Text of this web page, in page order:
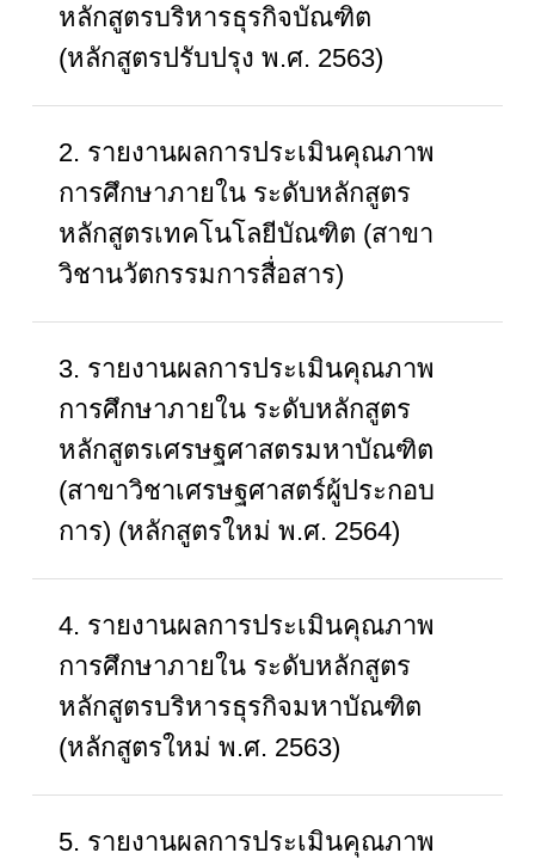
หลักสูตรบริหารธุรกิจบัณฑิต
(หลักสูตรปรับปรุง พ.ศ. 2563)
2. รายงานผลการประเมินคุณภาพ
การศึกษาภายใน ระดับหลักสูตร
หลักสูตรเทคโนโลยีบัณฑิต (สาขา
วิชานวัตกรรมการสื่อสาร)
3. รายงานผลการประเมินคุณภาพ
การศึกษาภายใน ระดับหลักสูตร
หลักสูตรเศรษฐศาสตรมหาบัณฑิต
(สาขาวิชาเศรษฐศาสตร์ผู้ประกอบ
การ) (หลักสูตรใหม่ พ.ศ. 2564)
4. รายงานผลการประเมินคุณภาพ
การศึกษาภายใน ระดับหลักสูตร
หลักสูตรบริหารธุรกิจมหาบัณฑิต
(หลักสูตรใหม่ พ.ศ. 2563)
5. รายงานผลการประเมินคุณภาพ